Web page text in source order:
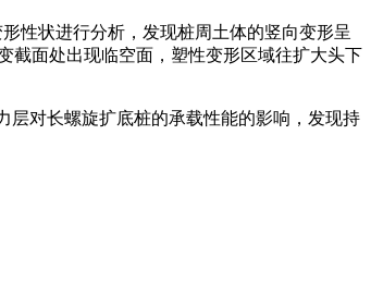
性状进行分析，发现桩周土体的竖向变形呈
截面处出现临空面，塑性变形区域往扩大头下
层对长螺旋扩底桩的承载性能的影响，发现持